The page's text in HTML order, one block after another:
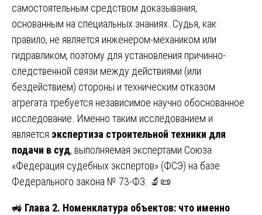
самостоятельным средством доказывания,
основанным на специальных знаниях. Судья, как
правило, не является инженером-механиком или
гидравликом, поэтому для установления причинно-
следственной связи между действиями (или
бездействием) стороны и техническим отказом
агрегата требуется независимое научно обоснованное
исследование. Именно таким исследованием и
является экспертиза строительной техники для
подачи в суд, выполняемая экспертами Союза
«Федерация судебных экспертов» (ФСЭ) на базе
Федерального закона № 73-ФЗ. 🔬📜
🚜 Глава 2. Номенклатура объектов: что именно